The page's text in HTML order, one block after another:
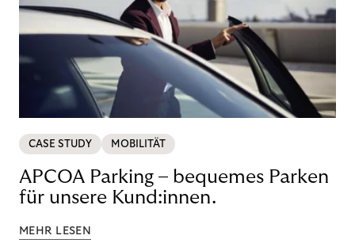
CASE STUDY MOBILITÄT
APCOA Parking – bequemes Parken
für unsere Kund:innen.
MEHR LESEN